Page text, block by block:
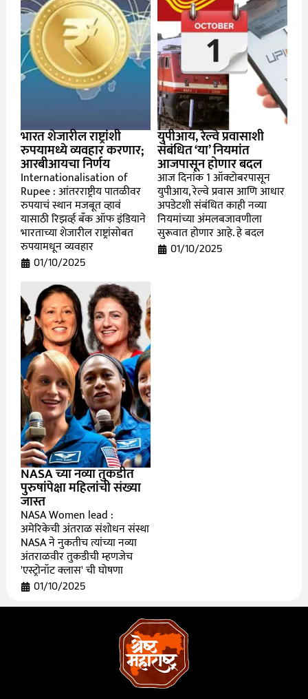
भारत शेजारील राष्ट्रांशी
रुपयामध्ये व्यवहार करणार;
आरबीआयचा निर्णय
Internationalisation of
Rupee : आंतरराष्ट्रीय पातळीवर
रुपयाचं स्थान मजबूत व्हावं
यासाठी रिझर्व्ह बँक ऑफ इंडियाने
भारताच्या शेजारील राष्ट्रांसोबत
रुपयामधून व्यवहार
01/10/2025
युपीआय, रेल्वे प्रवासाशी
संबंधित ‘या’ नियमांत
आजपासून होणार बदल
आज दिनांक 1 ऑक्टोबरपासून
युपीआय, रेल्वे प्रवास आणि आधार
अपडेटशी संबंधित काही नव्या
नियमांच्या अंमलबजावणीला
सुरूवात होणार आहे. हे बदल
01/10/2025
NASA च्या नव्या तुकडीत
पुरुषांपेक्षा महिलांची संख्या
जास्त
NASA Women lead :
अमेरिकेची अंतराळ संशोधन संस्था
NASA ने नुकतीच त्यांच्या नव्या
अंतराळवीर तुकडीची म्हणजेच
'एस्ट्रोनॉट क्लास' ची घोषणा
01/10/2025